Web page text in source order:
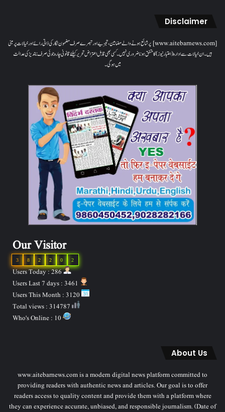
Disclaimer
[www.aitebarnews.com] پر شائع ہونے والے مضامین، تجزیے اور تبصرے صرف مضمون نگار کی ذاتی رائے اور خیالات پر مبنی
ہیں۔ ان خیالات سے ادارہ (اعتبار نیوز) کا متفق ہونا ضروری نہیں۔ کسی بھی قابل اعتراض تحریر کیلئے قانونی چارہ جوئی صرف ناندیڑ کی عدالت
میں ہوگی۔
Our Visitor
2
0
2
2
8
3
Users Today : 286
About Us
www.aitebarnews.com is a modern digital news platform committed to
providing readers with authentic news and articles. Our goal is to offer
readers access to quality content and provide them with a platform where
they can experience accurate, unbiased, and responsible journalism. (Date of